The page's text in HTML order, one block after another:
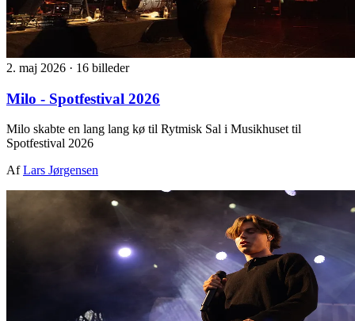
2. maj 2026 · 16 billeder
Milo - Spotfestival 2026
Milo skabte en lang lang kø til Rytmisk Sal i Musikhuset til
Spotfestival 2026
AfLars Jørgensen